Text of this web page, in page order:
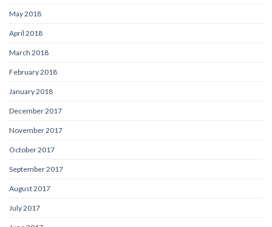
May 2018
April 2018
March 2018
February 2018
January 2018
December 2017
November 2017
October 2017
September 2017
August 2017
July 2017